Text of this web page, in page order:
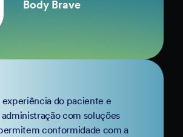
Body Brave
experiência do paciente e
com soluções
conformidade com a